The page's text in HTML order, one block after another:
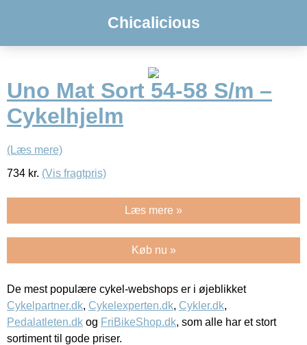
Chicalicious
Uno Mat Sort 54-58 S/m –
Cykelhjelm
(Læs mere)
734 kr. (Vis fragtpris)
Læs mere »
Køb nu »
De mest populære cykel-webshops er i øjeblikket
Cykelpartner.dk, Cykelexperten.dk, Cykler.dk,
Pedalatleten.dk og FriBikeShop.dk, som alle har et stort
sortiment til gode priser.